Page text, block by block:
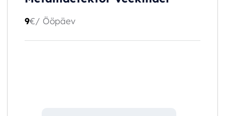
9€/ Ööpäev